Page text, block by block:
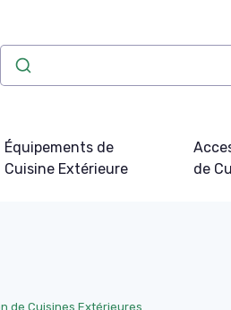
Équipements de
Cuisine Extérieure
de
de Cuisines Extérieures